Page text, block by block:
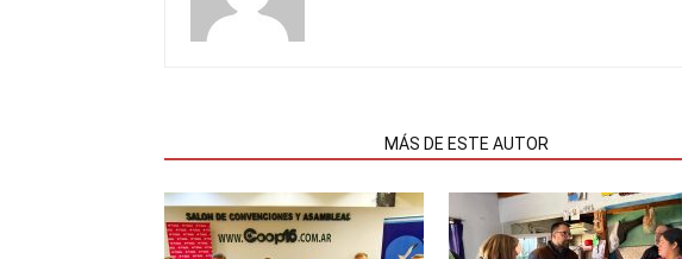
MÁS DE ESTE AUTOR